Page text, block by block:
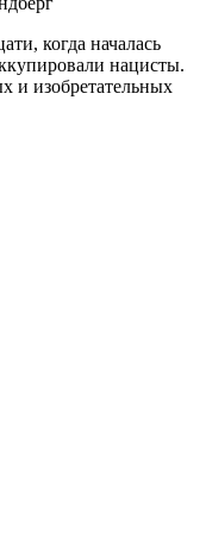
когда началась
нацисты.
и изобретательных